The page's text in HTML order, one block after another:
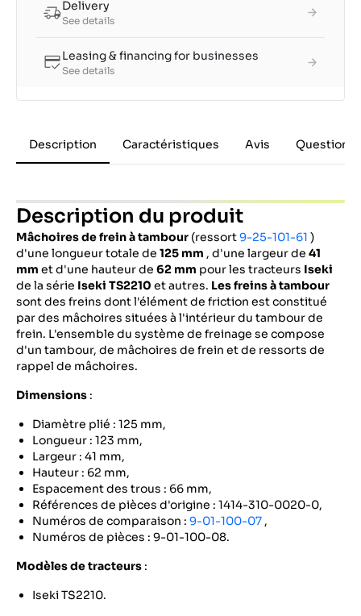
Delivery
See details
Leasing & financing for businesses
See details
Description Caractéristiques Avis Questions
Description du produit
Mâchoires de frein à tambour (ressort9-25-101-61 )
d'une longueur totale de 125 mm , d'une largeur de 41
mm et d'une hauteur de 62 mm pour les tracteurs Iseki
de la série Iseki TS2210 et autres. Les freins à tambour
sont des freins dont l'élément de friction est constitué
par des mâchoires situées à l'intérieur du tambour de
frein. L'ensemble du système de freinage se compose
d'un tambour, de mâchoires de frein et de ressorts de
rappel de mâchoires.
Dimensions :
Diamètre plié : 125 mm,
Longueur : 123 mm,
Largeur : 41 mm,
Hauteur : 62 mm,
Espacement des trous : 66 mm,
Références de pièces d'origine : 1414-310-0020-0,
Numéros de comparaison : 9-01-100-07 ,
Numéros de pièces : 9-01-100-08.
Modèles de tracteurs :
Iseki TS2210.